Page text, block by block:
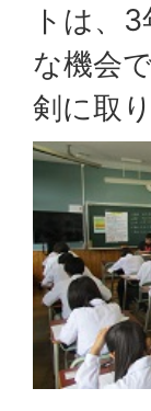
トは、
な機会
剣に取